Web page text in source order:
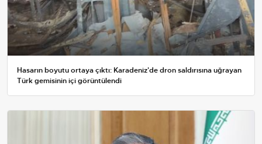
Hasarın boyutu ortaya çıktı: Karadeniz'de dron saldırısına uğrayan
Türk gemisinin içi görüntülendi